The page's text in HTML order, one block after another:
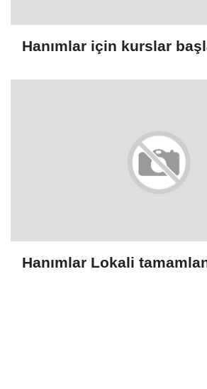
Hanımlar için kurslar
Hanımlar Lokali